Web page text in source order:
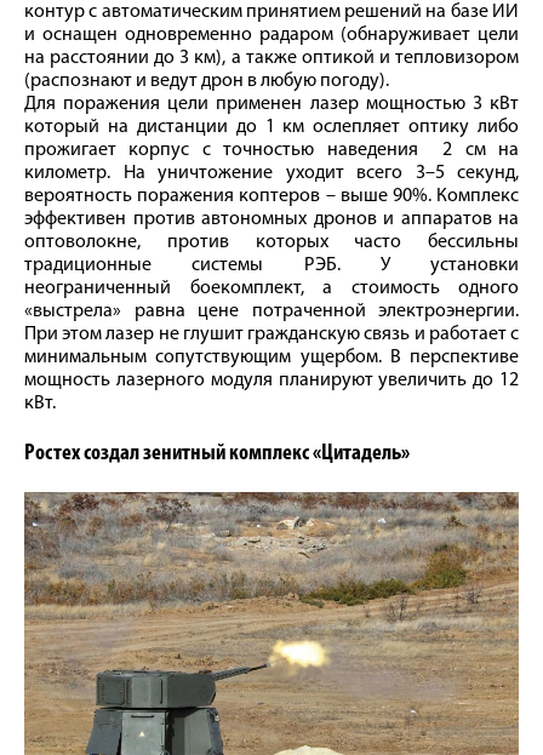
контур с автоматическим принятием решений на базе ИИ
и оснащен одновременно радаром (обнаруживает цели
на расстоянии до 3 км), а также оптикой и тепловизором
(распознают и ведут дрон в любую погоду).
Для поражения цели применен лазер мощностью 3 кВт
который на дистанции до 1 км ослепляет оптику либо
прожигает корпус с точностью наведения 2 см на
километр. На уничтожение уходит всего 3–5 секунд,
вероятность поражения коптеров – выше 90%. Комплекс
эффективен против автономных дронов и аппаратов на
оптоволокне, против которых часто бессильны
традиционные системы РЭБ. У установки
неограниченный боекомплект, а стоимость одного
«выстрела» равна цене потраченной электроэнергии.
При этом лазер не глушит гражданскую связь и работает с
минимальным сопутствующим ущербом. В перспективе
мощность лазерного модуля планируют увеличить до 12
кВт.
Ростех создал зенитный комплекс «Цитадель»